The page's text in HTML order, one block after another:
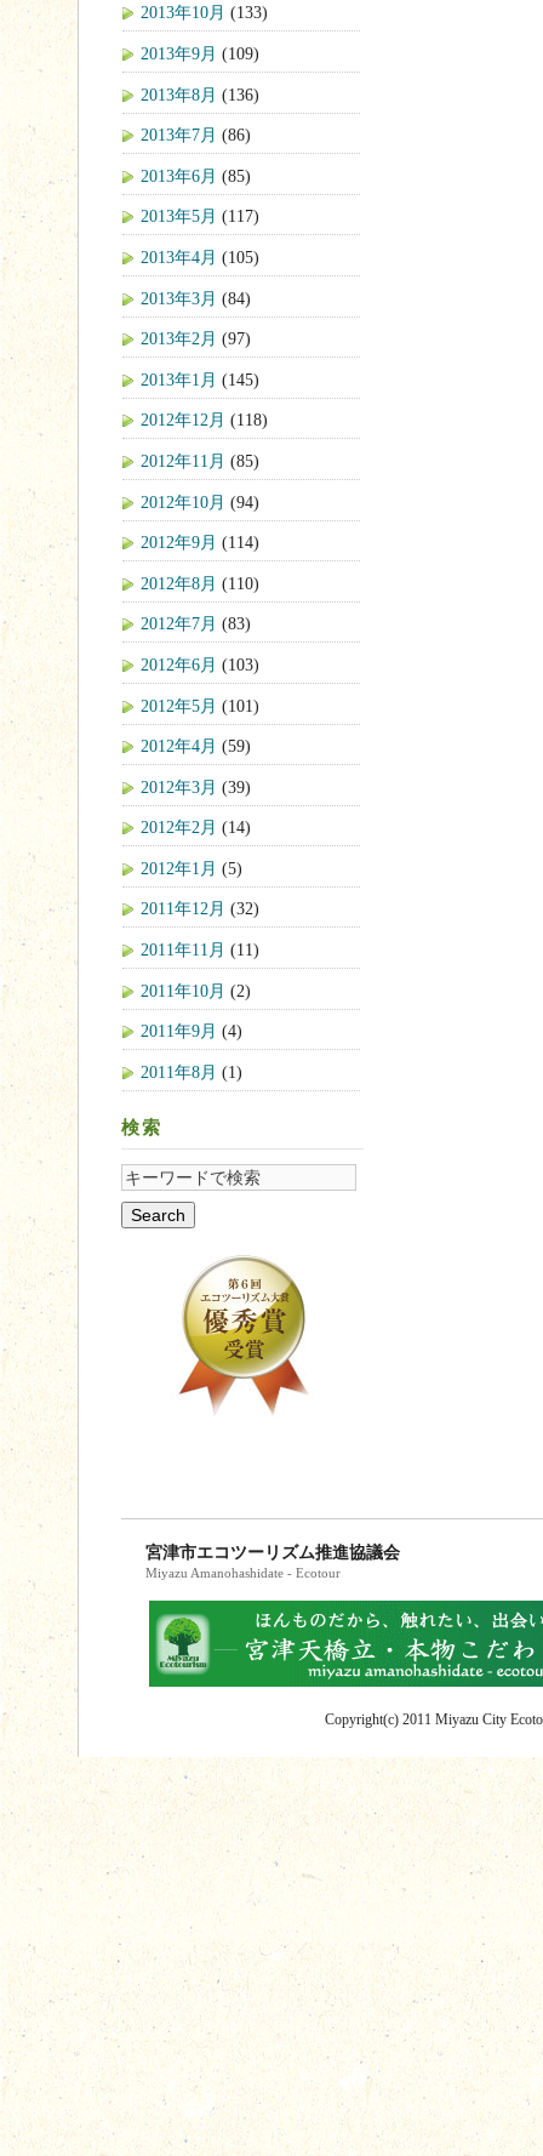
2013年10月 (133)
2013年9月 (109)
2013年8月 (136)
2013年7月 (86)
2013年6月 (85)
2013年5月 (117)
2013年4月 (105)
2013年3月 (84)
2013年2月 (97)
2013年1月 (145)
2012年12月 (118)
2012年11月 (85)
2012年10月 (94)
2012年9月 (114)
2012年8月 (110)
2012年7月 (83)
2012年6月 (103)
2012年5月 (101)
2012年4月 (59)
2012年3月 (39)
2012年2月 (14)
2012年1月 (5)
2011年12月 (32)
2011年11月 (11)
2011年10月 (2)
2011年9月 (4)
2011年8月 (1)
検索
宮津市エコツーリズム推進協議会
Miyazu Amanohashidate - Ecotour
Copyright(c) 2011 Miyazu City